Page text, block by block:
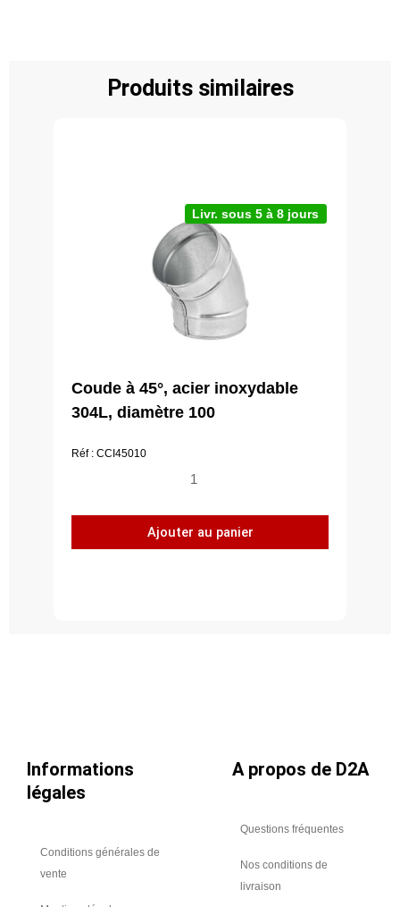
Produits similaires
Livr. sous 5 à 8 jours
Coude à 45°, acier inoxydable
304L, diamètre 100
Réf : CCI45010
quantité
Coude
à
Ajouter au panier
Informations
légales
Conditions générales de
vente
A propos de D2A
Questions fréquentes
Nos conditions de
livraison